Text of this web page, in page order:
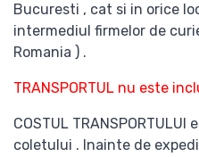
Bucuresti , cat si in orice
intermediul firmelor de
Romania ) .
TRANSPORTUL nu este
COSTUL
coletului . Inainte de